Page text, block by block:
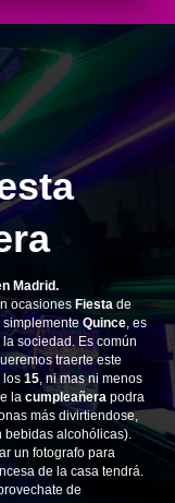
Madrid.
ocasiones Fiestade
simplementeQuince, es
sociedad. Es común
traerte este
los 15 , ni mas ni menos
la cumpleañera podra
más divirtiendose,
bebidas alcohólicas).
un fotografo para
de la casa tendrá.
de